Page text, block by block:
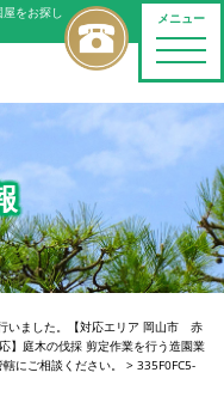
メニュー
toggle
をお探し
いました。【対応エリア 岡山市 赤
庭木の伐採 剪定作業を行う造園業
にご相談ください。
> 335F0FC5-